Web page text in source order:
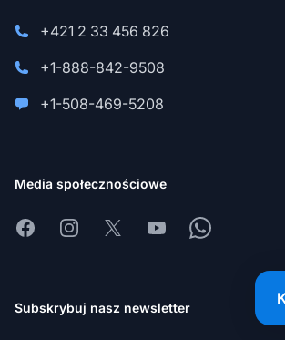
+421 2 33 456 826
+1-888-842-9508
+1-508-469-5208
Media społecznościowe
FacebookInstagram
X YoutubeWhatsapp
Subskrybuj nasz newsletter